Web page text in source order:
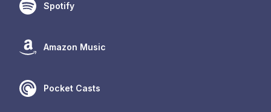
Spotify
Amazon Music
Pocket Casts